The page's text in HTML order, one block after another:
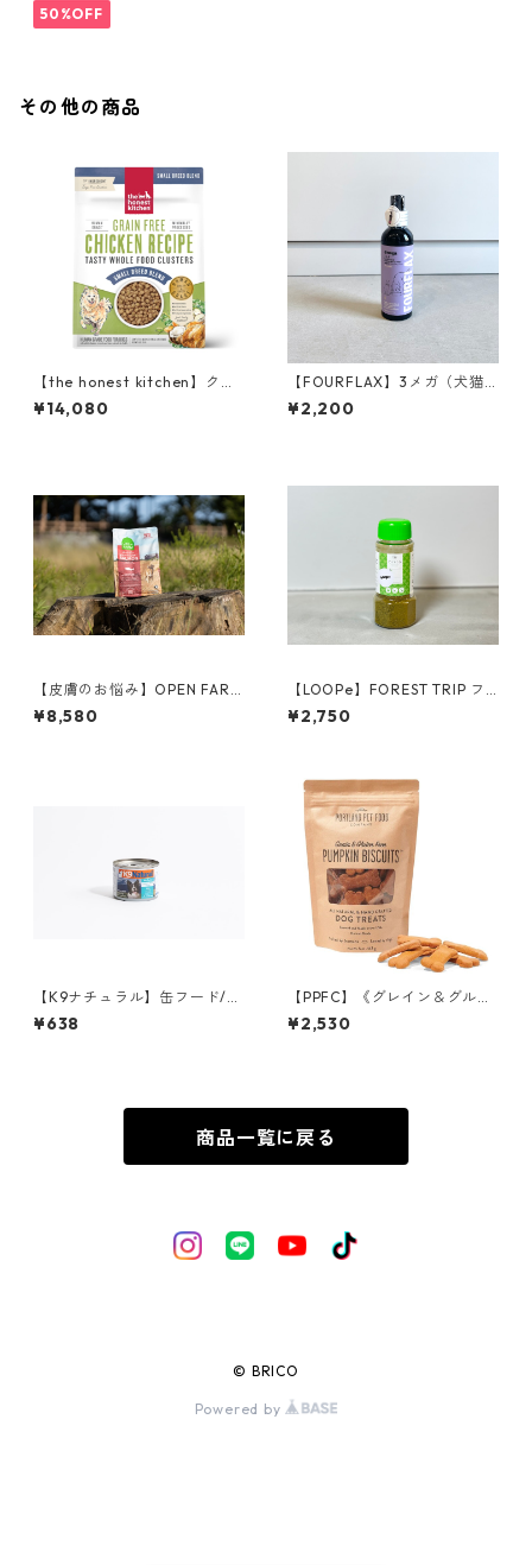
50%OFF
その他の商品
【the honest kitchen】クラ
ンチグレインフリー チキン 1.8
kg
¥14,080
【FOURFLAX】3メガ（犬猫
兼用）125ml
¥2,200
【皮膚のお悩み】OPEN FARM
ドッグフード／サーモン 1.81
kg
¥8,580
【LOOPe】FOREST TRIP フ
ォレストトライプ（ボトル）
¥2,750
【K9ナチュラル】缶フード/
ホキ(白身魚)＆ビーフ・フィー
スト 170g
¥638
【PPFC】《グレイン＆グルテ
ンフリー》パンプキンビスケ
ット
¥2,530
商品一覧に戻る
© BRICO
Powered by